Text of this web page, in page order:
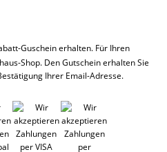
Guschein erhalten. Für Ihren
Shop. Den Gutschein erhalten Sie
Ihrer Email-Adresse.